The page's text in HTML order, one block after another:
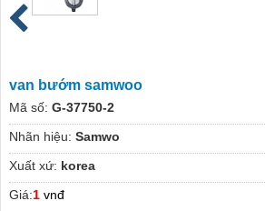
van bướm samwoo
Mã số: G-37750-2
Nhãn hiệu: Samwo
Xuất xứ: korea
Giá:1 vnđ